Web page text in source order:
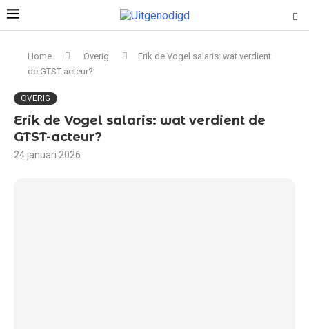
Home Overig
Erik de Vogel salaris: wat verdient
de GTST-acteur?
OVERIG
Erik de Vogel salaris: wat verdient de
GTST-acteur?
24 januari 2026